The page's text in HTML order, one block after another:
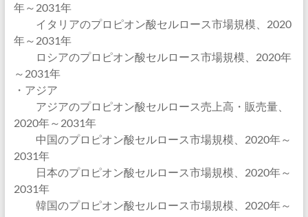
年～2031年
イタリアのプロピオン酸セルロース市場規模、2020
年～2031年
ロシアのプロピオン酸セルロース市場規模、2020年
～2031年
・アジア
アジアのプロピオン酸セルロース売上高・販売量、
2020年～2031年
中国のプロピオン酸セルロース市場規模、2020年～
2031年
日本のプロピオン酸セルロース市場規模、2020年～
2031年
韓国のプロピオン酸セルロース市場規模、2020年～